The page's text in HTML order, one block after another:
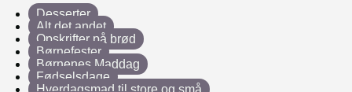
Desserter
Alt det andet
Opskrifter på brød
Børnefester
Børnenes Maddag
Fødselsdage